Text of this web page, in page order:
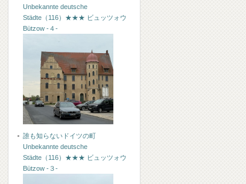
Unbekannte deutsche
Städte（116）★★★ ビュッツォウ
Bützow -４-
誰も知らないドイツの町
Unbekannte deutsche
Städte（116）★★★ ビュッツォウ
Bützow -３-